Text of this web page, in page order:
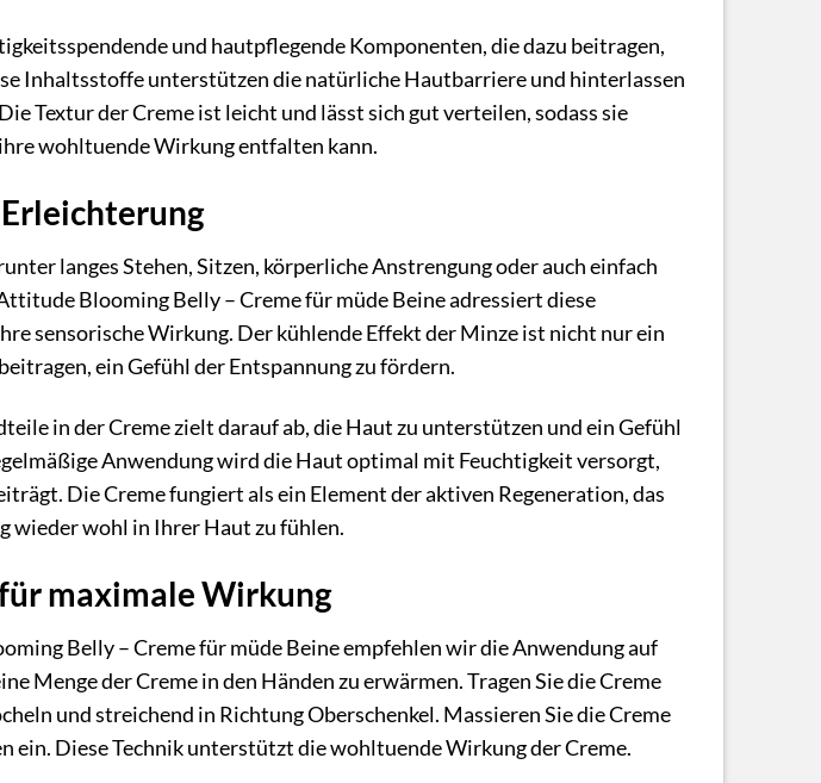
und hautpflegende Komponenten, die dazu beitragen,
Inhaltsstoffe unterstützen die natürliche Hautbarriere und hinterlassen
Textur der Creme ist leicht und lässt sich gut verteilen, sodass sie
wohltuende Wirkung entfalten kann.
langes Stehen, Sitzen, körperliche Anstrengung oder auch einfach
Blooming Belly – Creme für müde Beine adressiert diese
sensorische Wirkung. Der kühlende Effekt der Minze ist nicht nur ein
ein Gefühl der Entspannung zu fördern.
in der Creme zielt darauf ab, die Haut zu unterstützen und ein Gefühl
Anwendung wird die Haut optimal mit Feuchtigkeit versorgt,
Die Creme fungiert als ein Element der aktiven Regeneration, das
wieder wohl in Ihrer Haut zu fühlen.
maximale Wirkung
Belly – Creme für müde Beine empfehlen wir die Anwendung auf
Menge der Creme in den Händen zu erwärmen. Tragen Sie die Creme
und streichend in Richtung Oberschenkel. Massieren Sie die Creme
ein. Diese Technik unterstützt die wohltuende Wirkung der Creme.